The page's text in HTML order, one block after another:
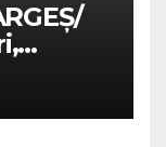
la